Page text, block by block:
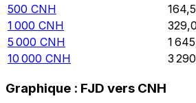
500 CNH
1 000 CNH
5 000 CNH 1
10 000 CNH 3
Graphique : FJD vers CNH